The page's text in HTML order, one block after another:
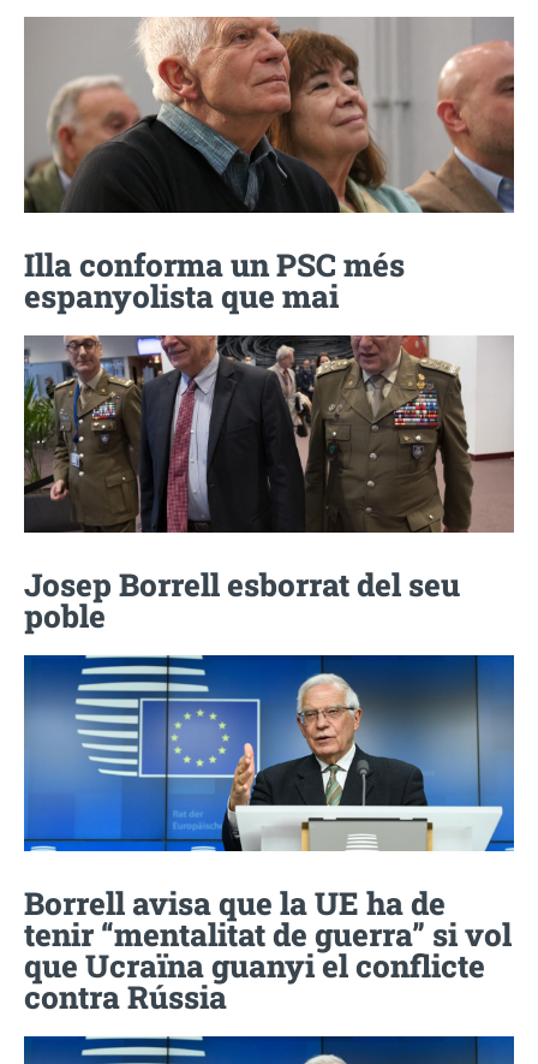
Illa conforma un PSC més
espanyolista que mai
Josep Borrell esborrat del seu
poble
Borrell avisa que la UE ha de
tenir “mentalitat de guerra” si vol
que Ucraïna guanyi el conflicte
contra Rússia